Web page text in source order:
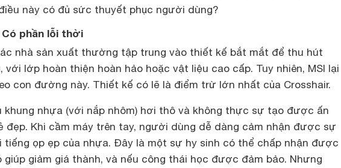
này có đủ sức thuyết phục người dùng?
Có phần lỗi thời
nhà sản xuất thường tập trung vào thiết kế bắt mắt để thu hút
với lớp hoàn thiện hoàn hảo hoặc vật liệu cao cấp. Tuy nhiên, MSI lại
con đường này. Thiết kế có lẽ là điểm trừ lớn nhất của Crosshair.
khung nhựa (với nắp nhôm) hơi thô và không thực sự tạo được ấn
đẹp. Khi cầm máy trên tay, người dùng dễ dàng cảm nhận được sự
tiếng ọp ẹp của nhựa. Đây là một sự hy sinh có thể chấp nhận được
giúp giảm giá thành, và nếu công thái học được đảm bảo. Nhưng